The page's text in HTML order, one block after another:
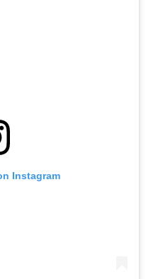
Instagram